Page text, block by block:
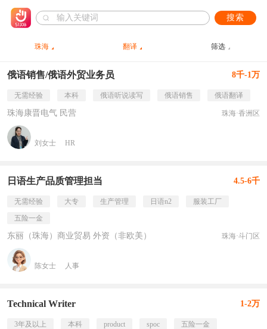
搜索
珠海 翻译 筛选
俄语销售/俄语外贸业务员 8千-1万
无需经验 本科 俄语听说读写 俄语销售 俄语翻译
珠海康晋电气 民营 珠海·香洲区
刘女士 HR
日语生产品质管理担当 4.5-6千
无需经验 大专 生产管理 日语n2
服装工厂
五险一金
东丽（珠海）商业贸易 外资（非欧美） 珠海·斗门区
陈女士 人事
Technical Writer 1-2万
3年及以上 本科 product spoc
五险一金